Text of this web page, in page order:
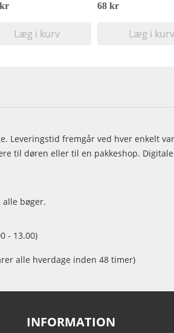
Læg i kurv
68 kr
Læg i kurv
Leveringstid fremgår ved hver enkelt
til døren eller til en pakkeshop.
bøger.
- 13.00)
alle hverdage inden 48 timer)
INFORMATION